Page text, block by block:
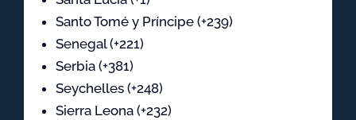
Santo Tomé y Príncipe (+239)
Senegal (+221)
Serbia (+381)
Seychelles (+248)
Sierra Leona (+232)